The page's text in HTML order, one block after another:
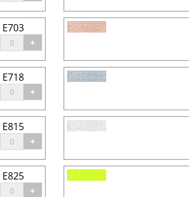
E703
+
E718
+
E815
+
E825
+